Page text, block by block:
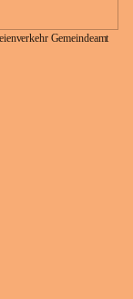
Gemeindeamt